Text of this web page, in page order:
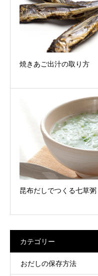
焼きあご出汁の取り方
昆布だしでつくる七草粥
カテゴリー
おだしの保存方法